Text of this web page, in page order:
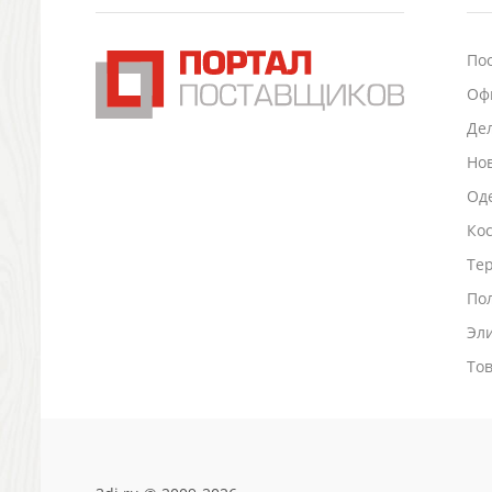
Подставки для визиток записок телефонов
Промо
Антистрессы